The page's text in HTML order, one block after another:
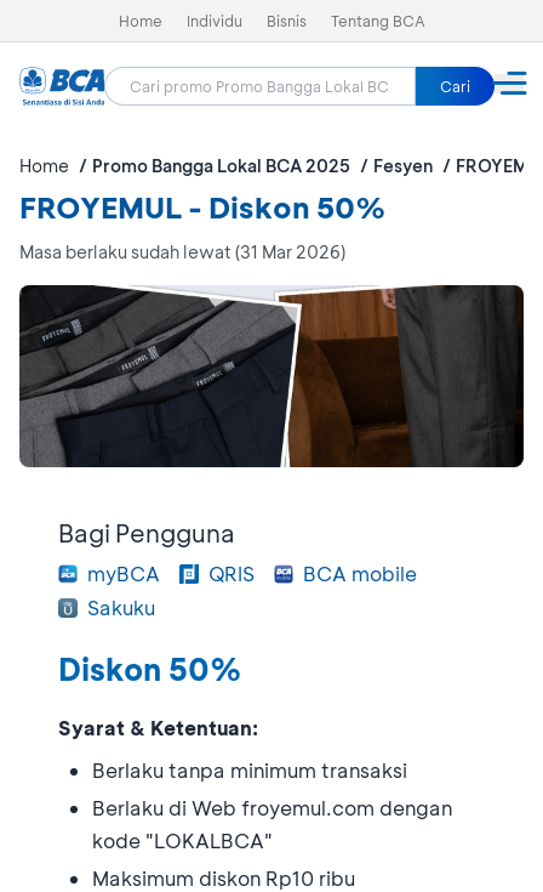
Home Individu Bisnis Tentang BCA
Cari
Home Promo Bangga Lokal BCA 2025 Fesyen
FROYEMUL - Diskon 50%
Masa berlaku sudah lewat (31 Mar 2026)
Bagi Pengguna
myBCA QRIS
BCA mobile
Sakuku
Diskon 50%
Syarat & Ketentuan:
Berlaku tanpa minimum transaksi
Berlaku di Web froyemul.com dengan
kode "LOKALBCA"
Maksimum diskon Rp10 ribu